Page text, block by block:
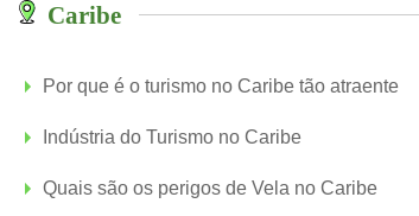
Caribe
Por que é o turismo no Caribe tão atraente
Indústria do Turismo no Caribe
Quais são os perigos de Vela no Caribe